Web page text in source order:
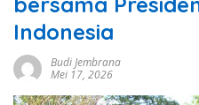
Indonesia
Budi Jembrana
Mei 17, 2026